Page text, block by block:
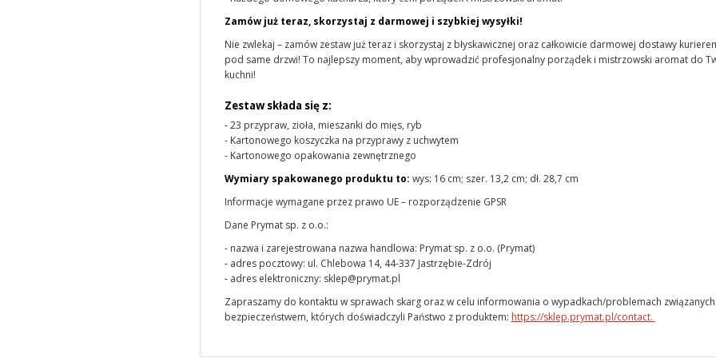
Zamów już teraz, skorzystaj z darmowej i szybkiej wysyłki!
Nie zwlekaj – zamów zestaw już teraz i skorzystaj z błyskawicznej oraz całkowicie darmowej dostawy
pod same drzwi! To najlepszy moment, aby wprowadzić profesjonalny porządek i mistrzowski aromat do
kuchni!
Zestaw składa się z:
- 23 przypraw, zioła, mieszanki do mięs, ryb
- Kartonowego koszyczka na przyprawy z uchwytem
- Kartonowego opakowania zewnętrznego
Wymiary spakowanego produktu to: wys: 16 cm; szer. 13,2 cm; dł. 28,7 cm
Informacje wymagane przez prawo UE – rozporządzenie GPSR
Dane Prymat sp. z o.o.:
- nazwa i zarejestrowana nazwa handlowa: Prymat sp. z o.o. (Prymat)
- adres pocztowy: ul. Chlebowa 14, 44-337 Jastrzębie-Zdrój
- adres elektroniczny: sklep@prymat.pl
Zapraszamy do kontaktu w sprawach skarg oraz w celu informowania o wypadkach/problemach
bezpieczeństwem, których doświadczyli Państwo z produktem: https://sklep.prymat.pl/contact.